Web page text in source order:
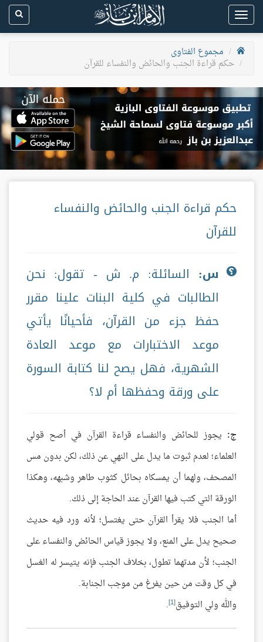
Toggle
navigation
مجموع الفتاوى
حكم قراءة الجنب والحائض والنفساء للقرآن
حكم قراءة الجنب والحائض والنفساء
للقرآن
س: السائلة: م. ش - تقول: نحن
الطالبات في كلية البنات علينا مقرر
حفظ جزء من القرآن، فأحيانًا يأتي
موعد الاختبارات مع موعد العادة
الشهرية، فهل يصح لنا كتابة السورة
على ورقة وحفظها أم لا؟
ج: يجوز للحائض والنفساء قراءة القرآن في أصح قولي
العلماء؛ لعدم ثبوت ما يدل على النهي عن ذلك، لكن بدون مس
المصحف، ولهما أن يمسكاه بحائل كثوب طاهر وشبهه، وهكذا
الورقة التي كتب فيها القرآن عند الحاجة إلى ذلك.
أما الجنب فلا يقرأ القرآن حتى يغتسل؛ لأنه ورد فيه حديث
صحيح يدل على المنع، ولا يجوز قياس الحائض والنفساء على
الجنب؛ لأن مدتهما تطول، بخلاف الجنب فإنه يتيسر له الغسل
في كل وقت من حين يفرغ من موجب الجنابة.
والله ولي التوفيق[1]
.